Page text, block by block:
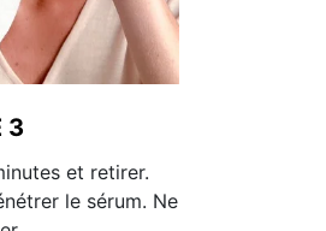
3
et retirer.
le sérum. Ne